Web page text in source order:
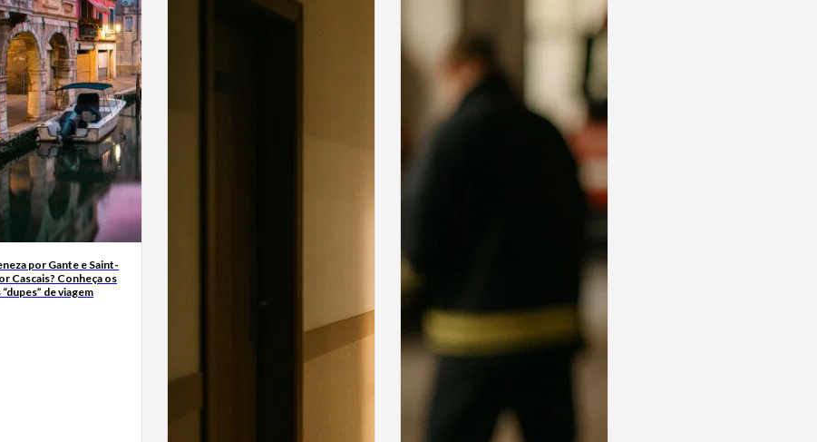
por Gante e Saint-
Cascais? Conheça os
de viagem